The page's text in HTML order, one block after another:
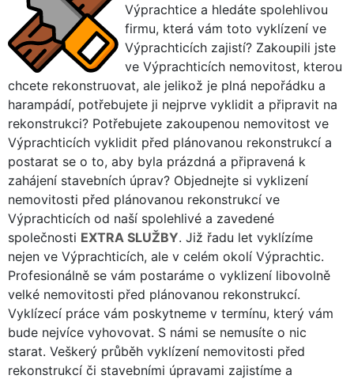
Výprachtice a hledáte spolehlivou
firmu, která vám toto vyklízení ve
Výprachticích zajistí? Zakoupili jste
ve Výprachticích nemovitost, kterou
chcete rekonstruovat, ale jelikož je plná nepořádku a
harampádí, potřebujete ji nejprve vyklidit a připravit na
rekonstrukci? Potřebujete zakoupenou nemovitost ve
Výprachticích vyklidit před plánovanou rekonstrukcí a
postarat se o to, aby byla prázdná a připravená k
zahájení stavebních úprav? Objednejte si vyklizení
nemovitosti před plánovanou rekonstrukcí ve
Výprachticích od naší spolehlivé a zavedené
společnosti EXTRA SLUŽBY. Již řadu let vyklízíme
nejen ve Výprachticích, ale v celém okolí Výprachtic.
Profesionálně se vám postaráme o vyklizení libovolně
velké nemovitosti před plánovanou rekonstrukcí.
Vyklízecí práce vám poskytneme v termínu, který vám
bude nejvíce vyhovovat. S námi se nemusíte o nic
starat. Veškerý průběh vyklízení nemovitosti před
rekonstrukcí či stavebními úpravami zajistíme a